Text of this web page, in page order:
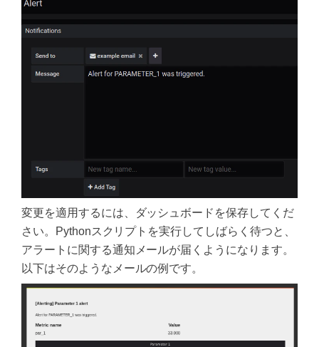
変更を適用するには、ダッシュボードを保存してくだ
さい。Pythonスクリプトを実行してしばらく待つと、
アラートに関する通知メールが届くようになります。
以下はそのようなメールの例です。